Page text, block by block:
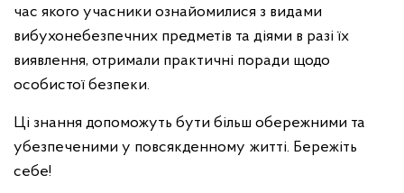
час якого учасники ознайомилися з видами
вибухонебезпечних предметів та діями в разі їх
виявлення, отримали практичні поради щодо
особистої безпеки.
Ці знання допоможуть бути більш обережними та
убезпеченими у повсякденному житті. Бережіть
себе!